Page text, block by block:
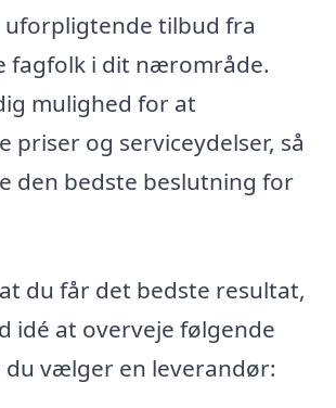
tilbud fra
fagfolk i dit nærområde.
mulighed for at
priser og serviceydelser, så
den bedste beslutning for
du får det bedste resultat,
idé at overveje følgende
vælger en leverandør: